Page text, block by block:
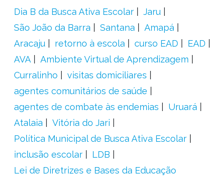
Dia B da Busca Ativa Escolar
Jaru
São João da Barra
Santana
Amapá
Aracaju
retorno à escola curso EAD
EAD
AVA
Ambiente Virtual de Aprendizagem
Curralinho
visitas domiciliares
agentes comunitários de saúde
agentes de combate às endemias
Uruará
Atalaia
Vitória do Jari
Política Municipal de Busca Ativa Escolar
inclusão escolar
LDB
Lei de Diretrizes e Bases da Educação